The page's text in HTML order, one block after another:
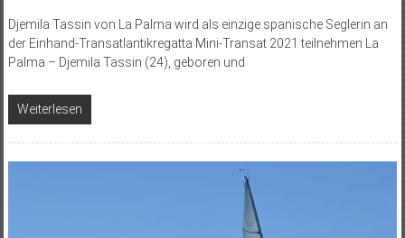
Djemila Tassin von La Palma wird als einzige spanische Seglerin an
der Einhand-Transatlantikregatta Mini-Transat 2021 teilnehmen La
Palma – Djemila Tassin (24), geboren und
Weiterlesen